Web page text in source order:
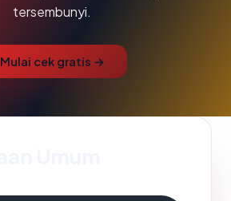
tersembunyi.
Mulai cek gratis →